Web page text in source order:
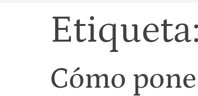
Etiqueta:
Cómo